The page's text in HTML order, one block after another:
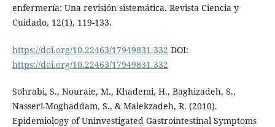
enfermería: Una revisión sistemática. Revista Ciencia y
Cuidado, 12(1), 119-133.
https://doi.org/10.22463/17949831.332 DOI:
https://doi.org/10.22463/17949831.332
Sohrabi, S., Nouraie, M., Khademi, H., Baghizadeh, S.,
Nasseri-Moghaddam, S., & Malekzadeh, R. (2010).
Epidemiology of Uninvestigated Gastrointestinal Symptoms